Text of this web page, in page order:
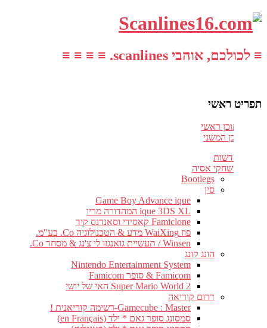
≡ לכולכם, אוהבי scanlines. ≡ ≡ ≡ ≡
תפריט ראשי
עבור לתוכן ראשי
דלג לתוכן המשני
חדשות
משחקי אסיה
Bootlegs
סין
Game Boy Advance ique
ique 3DS XL המהדורה מריו
Famiclone קאסידי וסאנדנס קיד
פוז WaiXing מדע & הטכנולוגיה Co. בע"מ.
Winsen / תעשיית גואנגזו לי צ'נג & מסחר Co.
הונג קונג
Nintendo Entertainment System
Famicom & סופר Famicom
Super Mario World 2 האי של יושי
דרום קוריאה
Gamecube : Master-רשימה קוריאנית !
סמסונג סופר גאם * ילד (en Français)